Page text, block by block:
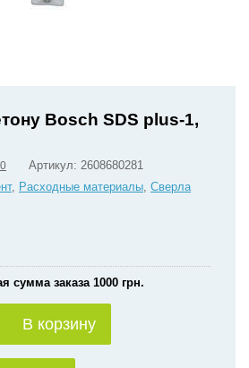
Bosch SDS plus-1,
Артикул: 2608680281
, Расходные материалы, Сверла
заказа 1000 грн.
В корзину